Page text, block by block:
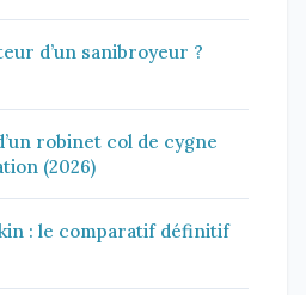
d’un sanibroyeur ?
robinet col de cygne
(2026)
: le comparatif définitif